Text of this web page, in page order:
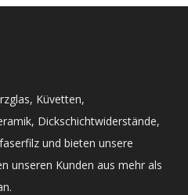
Küvetten,
Dickschichtwiderstände,
und bieten unsere
unseren Kunden aus mehr als